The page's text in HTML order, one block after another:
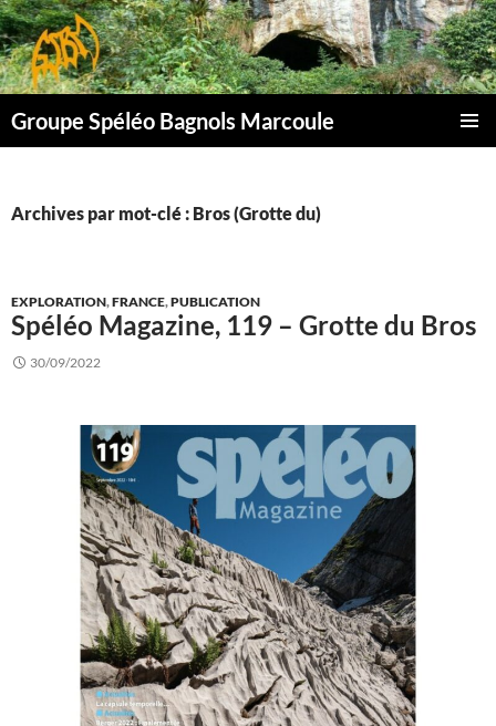
Aller
au
contenu
Groupe Spéléo Bagnols Marcoule
Archives par mot-clé : Bros (Grotte du)
EXPLORATION,FRANCE,PUBLICATION
Spéléo Magazine, 119 – Grotte du Bros
30/09/2022